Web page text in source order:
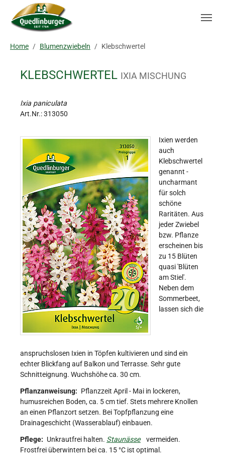
Skip to main navigation
Zum Hauptinhalt springen
Skip to page footer
Home Blumenzwiebeln Klebschwertel
KLEBSCHWERTEL IXIA MISCHUNG
Ixia paniculata
Art.Nr.:313050
Ixien werden
auch
Klebschwertel
genannt -
uncharmant
für solch
schöne
Raritäten. Aus
jeder Zwiebel
bzw. Pflanze
erscheinen bis
zu 15 Blüten
quasi 'Blüten
am Stiel'.
Neben dem
Sommerbeet,
lassen sich die
anspruchslosen Ixien in Töpfen kultivieren und sind ein
echter Blickfang auf Balkon und Terrasse. Sehr gute
Schnitteignung. Wuchshöhe ca. 30 cm.
Pflanzanweisung: Pflanzzeit April - Mai in lockeren,
humusreichen Boden, ca. 5 cm tief. Stets mehrere Knollen
an einen Pflanzort setzen. Bei Topfpflanzung eine
Drainageschicht (Wasserablauf) einbauen.
Pflege: Unkrautfrei halten. Staunässe
vermeiden.
Frostfrei überwintern bei ca. 15 °C ist optimal.